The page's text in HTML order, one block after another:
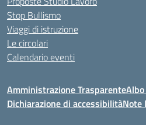
Stop Bullismo
Viaggi di istruzione
Le circolari
Calendario eventi
Amministrazione Trasparente
Dichiarazione di accessibilitàNote